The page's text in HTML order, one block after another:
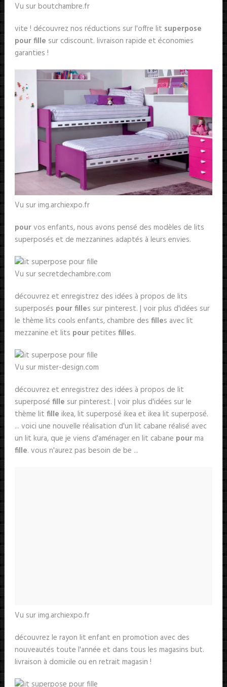
Vu sur boutchambre.fr
vite ! découvrez nos réductions sur l'offre lit superpose
pour fille sur cdiscount. livraison rapide et économies
garanties !
Vu sur img.archiexpo.fr
pourvos enfants, nous avons pensé des modèles de lits
superposés et de mezzanines adaptés à leurs envies.
Vu sur secretdechambre.com
découvrez et enregistrez des idées à propos de lits
superposés pour filles sur pinterest. | voir plus d'idées sur
le thème lits cools enfants, chambre des filles avec lit
mezzanine et lits pourpetites filles.
Vu sur mister-design.com
découvrez et enregistrez des idées à propos de lit
superposé fille sur pinterest. | voir plus d'idées sur le
thème lit fille ikea, lit superposé ikea et ikea lit superposé.
... voici une nouvelle réalisation d'un lit cabane réalisé avec
un lit kura, que je viens d'aménager en lit cabane pourma
fille. vous n'aurez pas besoin de be ...
Vu sur img.archiexpo.fr
découvrez le rayon lit enfant en promotion avec des
nouveautés toute l'année et dans tous les magasins but.
livraison à domicile ou en retrait magasin !